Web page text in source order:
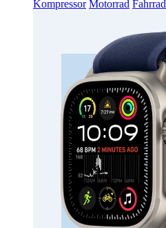
Kompressor Motorrad Fahrrad